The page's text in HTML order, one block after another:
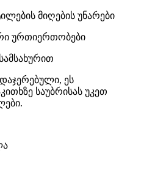
მიღების უნარები
ურთიერთობები
ეს
საუბრისას უკეთ